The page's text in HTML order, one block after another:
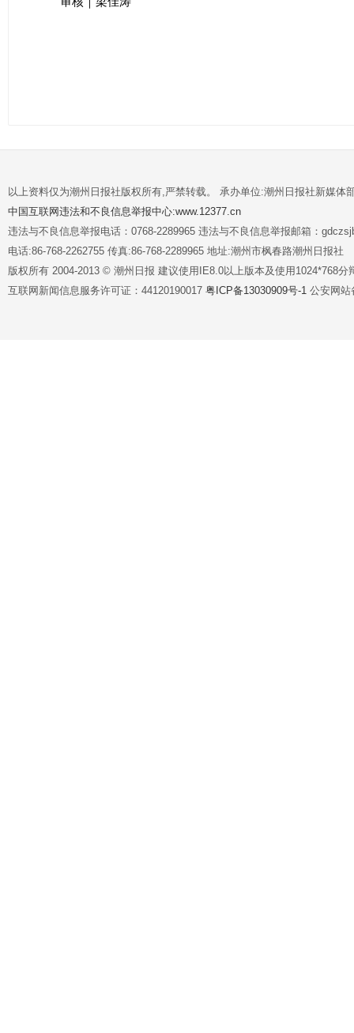
以上资料仅为潮州日报社版权所有,严禁转载。 承办单位:潮州日报社新媒体
中国互联网违法和不良信息举报中心:www.12377.cn
违法与不良信息举报电话：0768-2289965 违法与不良信息举报邮箱：
电话:86-768-2262755 传真:86-768-2289965 地址:潮州市枫春路潮州日报社
版权所有 2004-2013 © 潮州日报 建议使用IE8.0以上版本及使用1024*768分
互联网新闻信息服务许可证：44120190017 粤ICP备13030909号-1 公安网站